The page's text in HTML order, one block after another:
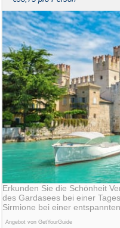
Erkunden Sie die Schönheit
des Gardasees bei einer
Sirmione bei einer
Angebot von GetYourGuide